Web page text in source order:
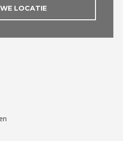
LOCATIE